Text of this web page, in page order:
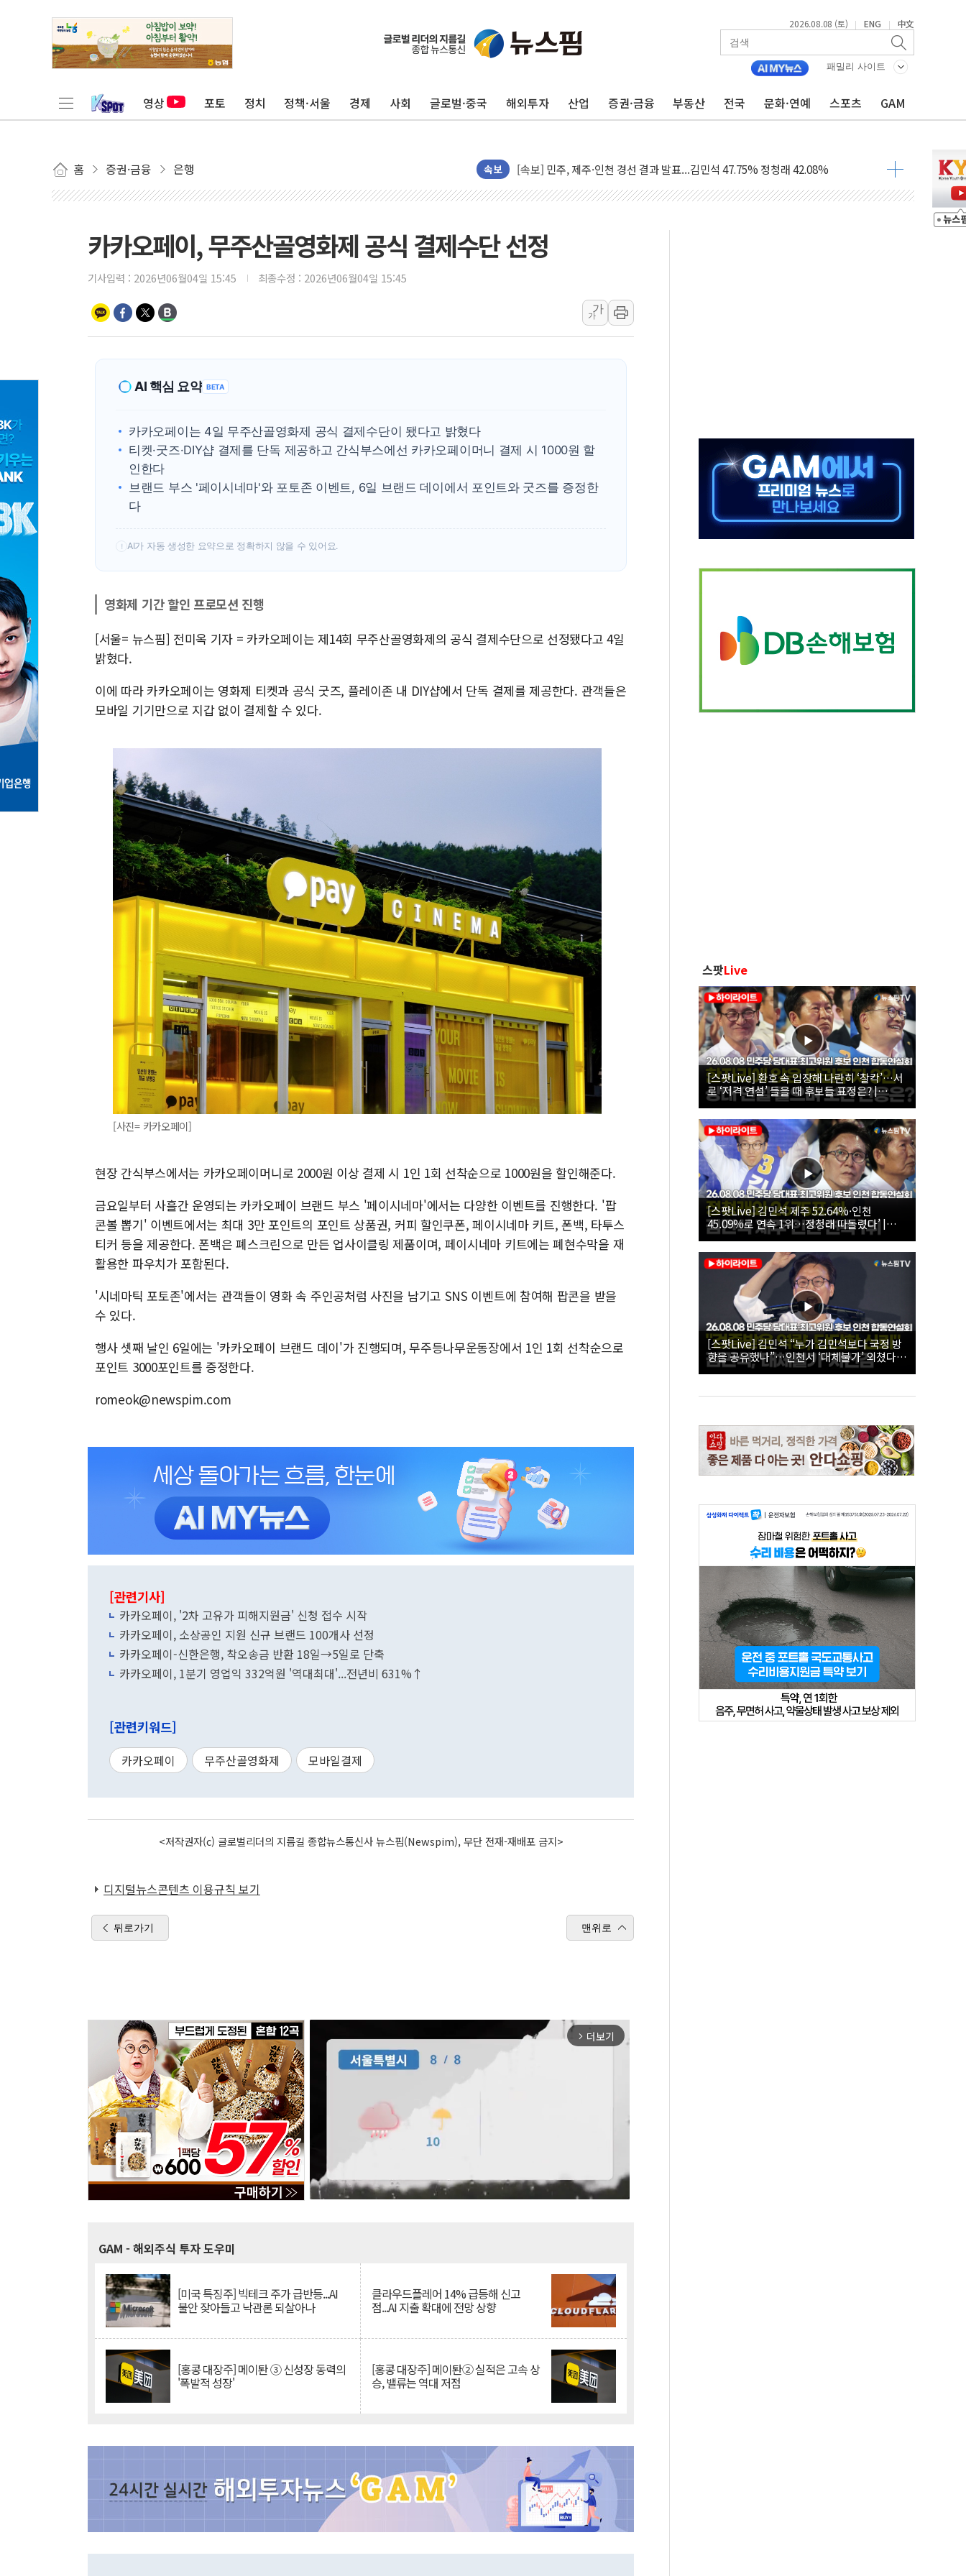
2026.08.08 (토) | ENG | 中文
패밀리 사이트
영상 포토 정치 정책·서울 경제 사회 글로벌·중국 해외투자 산업 증권·금융 부동산 전국 문화·연예 스포츠 GAM
홈 증권·금융 은행 속보
울진·영덕 '호우특보'-포항 '산사태 주의보'...경북도, 호우 피해·통제구간 없어
[종합] 김민석, 정청래에 '0.86%p' 차 재역전 성공...金 45.42% vs 鄭 44.56%
김민석, 2주차 제주·인천 경선서 정청래에 승리...47.75% vs 42.08%
인사하는 김민석 당대표 후보
[속보] 민주, 인천 경선 결과 발표...김민석 45.09% 정청래 43.27% 송영길 11.63%
[속보] 민주, 제주 경선 결과 발표...김민석 52.64% 정청래 39.89% 송영길 7.47%
美, 이란전 출구전략 만지작…공습 한계·탄약 부족 현실화
강릉·동해·삼척 시간당 최대 50㎜ 폭우…강원 동해안 강한 비 이어져
서울 중랑구 주택가서 흉기 난동…60대 남성 2명 숨져
李대통령 "결혼 때문에 손해 보는 일 없게"…'결혼 페널티' 22개 과제 손본다
여수 오동도 인근 해상서 모터보트 전복…1명 사망·1명 실종
추미애, '위안부' 피해자 기림의 날 참석..."국제적 시민 연대로 목소리 내야"
李대통령, ISA 개편 재검토 지시…與 "적극 환영"·野 "졸속 국정"
카카오페이, 무주산골영화제 공식 결제수단 선정
기사입력 : 2026년06월04일 15:45 최종수정 : 2026년06월04일 15:45
가
가
AI 핵심 요약 BETA
카카오페이는 4일 무주산골영화제 공식 결제수단이 됐다고 밝혔다
티켓·굿즈·DIY샵 결제를 단독 제공하고 간식부스에선 카카오페이머니 결제 시 1000원 할
인한다
브랜드 부스 '페이시네마'와 포토존 이벤트, 6일 브랜드 데이에서 포인트와 굿즈를 증정한
다
! AI가 자동 생성한 요약으로 정확하지 않을 수 있어요.
영화제 기간 할인 프로모션 진행
[서울= 뉴스핌] 전미옥 기자 = 카카오페이는 제14회 무주산골영화제의 공식 결제수단으로 선정됐다고 4일
밝혔다.
이에 따라 카카오페이는 영화제 티켓과 공식 굿즈, 플레이존 내 DIY샵에서 단독 결제를 제공한다. 관객들은
모바일 기기만으로 지갑 없이 결제할 수 있다.
[사진= 카카오페이]
현장 간식부스에서는 카카오페이머니로 2000원 이상 결제 시 1인 1회 선착순으로 1000원을 할인해준다.
금요일부터 사흘간 운영되는 카카오페이 브랜드 부스 '페이시네마'에서는 다양한 이벤트를 진행한다. '팝
콘볼 뽑기' 이벤트에서는 최대 3만 포인트의 포인트 상품권, 커피 할인쿠폰, 페이시네마 키트, 폰백, 타투스
티커 등을 제공한다. 폰백은 폐스크린으로 만든 업사이클링 제품이며, 페이시네마 키트에는 폐현수막을 재
활용한 파우치가 포함된다.
'시네마틱 포토존'에서는 관객들이 영화 속 주인공처럼 사진을 남기고 SNS 이벤트에 참여해 팝콘을 받을
수 있다.
행사 셋째 날인 6일에는 '카카오페이 브랜드 데이'가 진행되며, 무주등나무운동장에서 1인 1회 선착순으로
포인트 3000포인트를 증정한다.
romeok@newspim.com
[관련기사]
카카오페이, '2차 고유가 피해지원금' 신청 접수 시작
카카오페이, 소상공인 지원 신규 브랜드 100개사 선정
카카오페이-신한은행, 착오송금 반환 18일→5일로 단축
카카오페이, 1분기 영업익 332억원 '역대최대'...전년비 631%↑
[관련키워드]
카카오페이 무주산골영화제 모바일결제
<저작권자(c) 글로벌리더의 지름길 종합뉴스통신사 뉴스핌(Newspim), 무단 전재-재배포 금지>
디지털뉴스콘텐츠 이용규칙 보기
뒤로가기 맨위로
arrow_forward_ios 더보기
GAM - 해외주식 투자 도우미
[미국 특징주] 빅테크 주가 급반등...AI
불안 잦아들고 낙관론 되살아나
클라우드플레어 14% 급등해 신고
점...AI 지출 확대에 전망 상향
[홍콩 대장주] 메이퇀 ③ 신성장 동력의
'폭발적 성장'
[홍콩 대장주] 메이퇀② 실적은 고속 상
승, 밸류는 역대 저점
스팟Live
[스팟Live] 환호 속 입장해 나란히 ‘찰칵’…서
로 ‘저격 연설’ 들을 때 후보들 표정은? |
26.08.08 더불어민주당 당대표·최고위원 후
보 인천 합동연설회
[스팟Live] 김민석 제주 52.64%·인천
45.09%로 연속 1위…정청래 따돌렸다’ |
26.08.08 더불어민주당 당대표·최고위원 후
보 인천 합동연설회
[스팟Live] 김민석 “누가 김민석보다 국정 방
향을 공유했나”…인천서 ‘대체불가’ 외쳤다 |
26.08.08 더불어민주당 당대표·최고위원 후